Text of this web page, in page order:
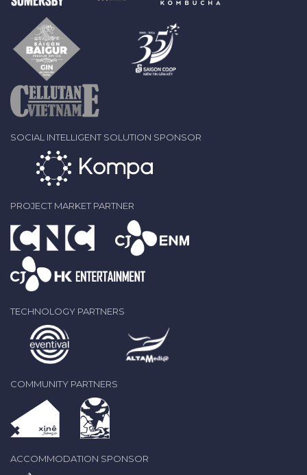
SOCIAL INTELLIGENT SOLUTION SPONSOR
PROJECT MARKET PARTNER
TECHNOLOGY PARTNERS
COMMUNITY PARTNERS
ACCOMMODATION SPONSOR